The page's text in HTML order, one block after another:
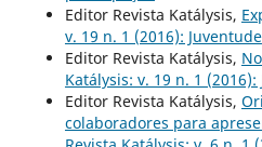
Editor Revista Katálysis,
v. 19 n. 1 (2016): Juventude
Editor Revista Katálysis,
Katálysis: v. 19 n. 1
Editor Revista Katálysis,
colaboradores para